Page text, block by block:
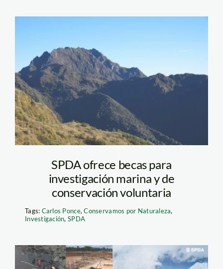
TRES-CRUCES-
CUSCO-JOSE-
ASPILLAGA
SPDA ofrece becas para
investigación marina y de
conservación voluntaria
Tags: Carlos Ponce,Conservamos por Naturaleza,
Investigación,SPDA